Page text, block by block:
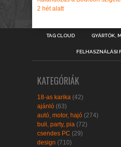
2 hét alatt
TAG CLOUD GYÁRTÓK,
FELHASZNÁLÁSI
KATEGÓRIÁK
18-as karika (42)
ajánló (63)
autó, motor, hajó (274)
buli, party, pia (72)
csendes PC (29)
design (710)